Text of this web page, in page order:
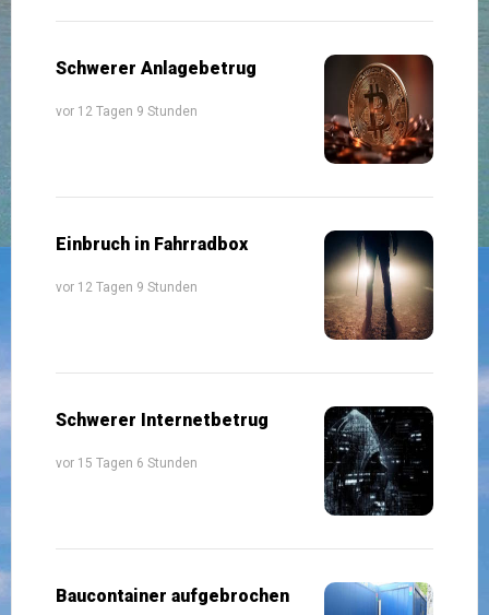
Schwerer Anlagebetrug
vor 12 Tagen 9 Stunden
Einbruch in Fahrradbox
vor 12 Tagen 9 Stunden
Schwerer Internetbetrug
vor 15 Tagen 6 Stunden
Baucontainer aufgebrochen